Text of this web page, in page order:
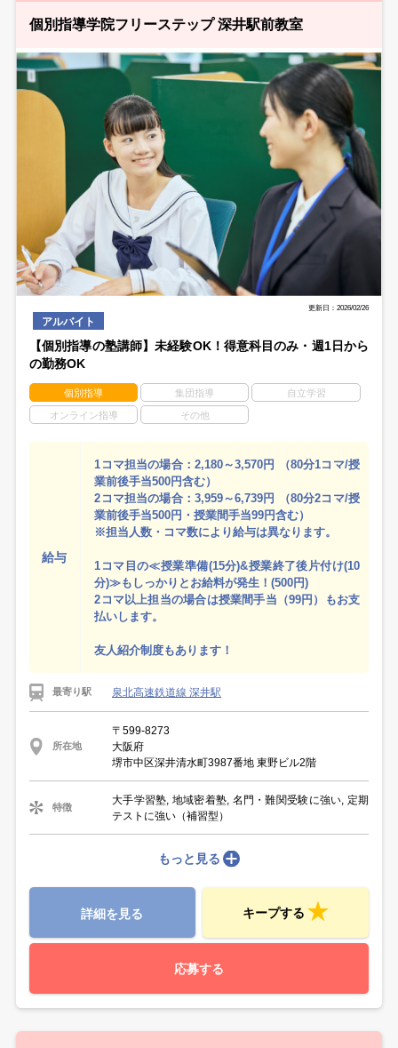
個別指導学院フリーステップ 深井駅前教室
更新日：2026/02/26
アルバイト
【個別指導の塾講師】未経験OK！得意科目のみ・週1日から
の勤務OK
個別指導 集団指導 自立学習
オンライン指導 その他
給与
1コマ担当の場合：2,180～3,570円 （80分1コマ/授
業前後手当500円含む）
2コマ担当の場合：3,959～6,739円 （80分2コマ/授
業前後手当500円・授業間手当99円含む）
※担当人数・コマ数により給与は異なります。
1コマ目の≪授業準備(15分)&授業終了後片付け(10
分)≫もしっかりとお給料が発生！(500円)
2コマ以上担当の場合は授業間手当（99円）もお支
払いします。
友人紹介制度もあります！
最寄り駅 泉北高速鉄道線 深井駅
所在地
〒599-8273
大阪府
堺市中区深井清水町3987番地 東野ビル2階
特徴
大手学習塾, 地域密着塾, 名門・難関受験に強い, 定期
テストに強い（補習型）
もっと見る
詳細を見る キープする
応募する